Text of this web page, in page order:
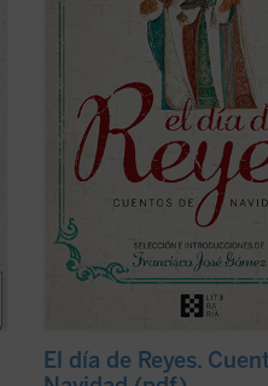
esperanza propias de la
de ...
(ver ficha)
El día de Reyes.